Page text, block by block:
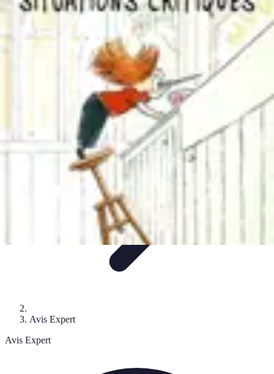
Supermarché Online
Conseils pratiques Tendances
Astuces et
Comparatif
Supermarché Online
Avis Expert
Avis Expert